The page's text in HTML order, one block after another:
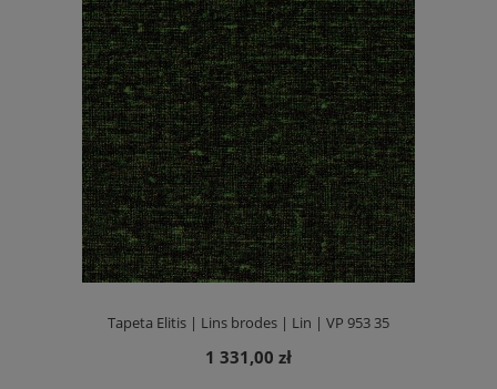
Tapeta Elitis | Lins brodes | Lin | VP 953 35
1 331,00 zł